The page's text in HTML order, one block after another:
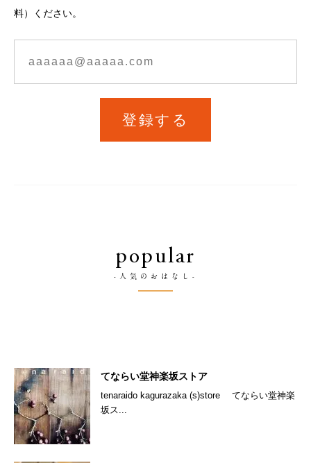
料）ください。
登録する
popular
-人気のおはなし-
てならい堂神楽坂ストア
tenaraido kagurazaka (s)store てならい堂神楽
坂ス...